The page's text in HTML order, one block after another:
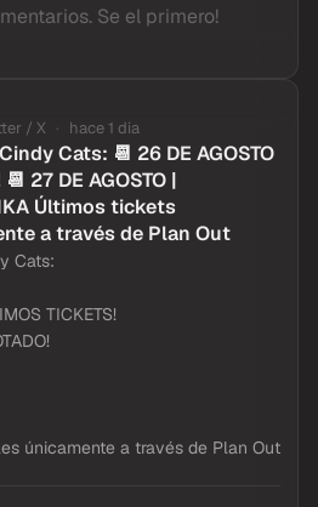
Se el primero!
/ X hace 1 dia
Cats: 📆 26 DE AGOSTO
27 DE AGOSTO |
Últimos tickets
a través de Plan Out
Cats:
TICKETS!
únicamente a través de Plan Out